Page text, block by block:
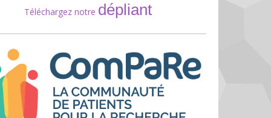
Téléchargez notre dépliant